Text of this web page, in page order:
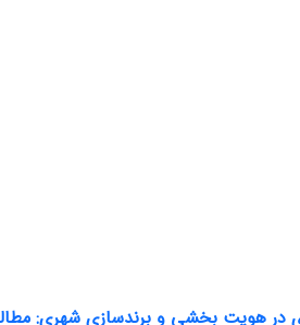
در هویت بخشی و برندسازی شهری: